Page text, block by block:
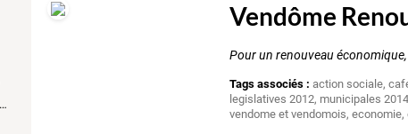
Vendôme
Pour un renouveau
Tags associés : action sociale,
legislatives 2012, municipales
vendome et vendomois,economie,